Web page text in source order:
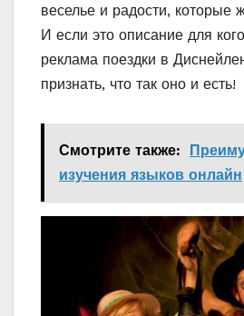
веселье и радости, которые
И если это описание для
реклама поездки в
признать, что так оно и есть!
Смотрите также:
изучения языков онлайн